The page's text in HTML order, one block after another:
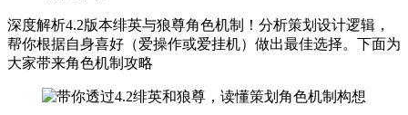
深度解析4.2版本绯英与狼尊角色机制！分析策划设计逻辑，
帮你根据自身喜好（爱操作或爱挂机）做出最佳选择。下面为
大家带来角色机制攻略